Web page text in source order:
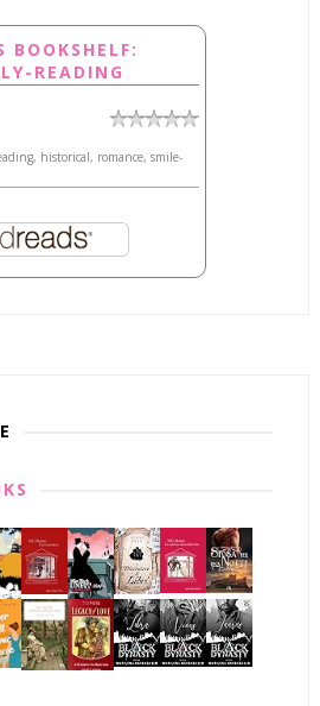
BOOKSHELF:
READING
historical, romance, smile-